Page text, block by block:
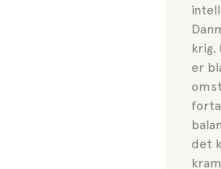
krig.
er
det